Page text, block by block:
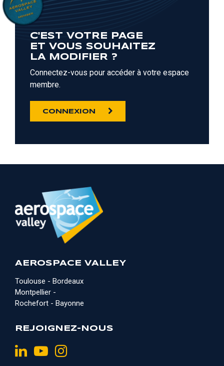
C'EST VOTRE PAGE
ET VOUS SOUHAITEZ
LA MODIFIER ?
Connectez-vous pour accéder à votre espace
membre.
CONNEXION
AEROSPACE VALLEY
Toulouse - Bordeaux
Montpellier -
Rochefort - Bayonne
REJOIGNEZ-NOUS